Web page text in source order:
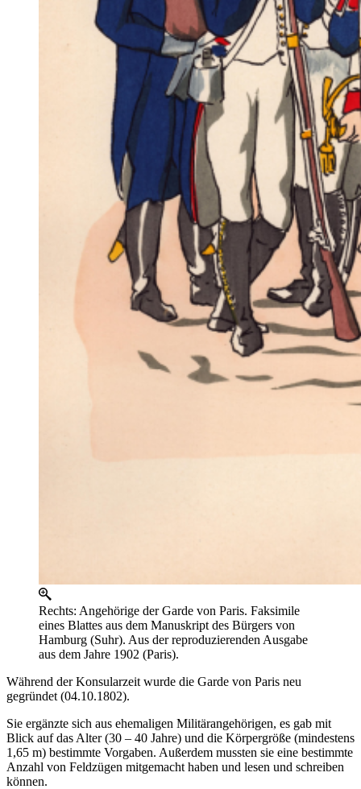
Rechts: Angehörige der Garde von Paris. Faksimile
eines Blattes aus dem Manuskript des Bürgers von
Hamburg (Suhr). Aus der reproduzierenden Ausgabe
aus dem Jahre 1902 (Paris).
Während der Konsularzeit wurde die Garde von Paris neu
gegründet (04.10.1802).
Sie ergänzte sich aus ehemaligen Militärangehörigen, es gab mit
Blick auf das Alter (30 – 40 Jahre) und die Körpergröße (mindestens
1,65 m) bestimmte Vorgaben. Außerdem mussten sie eine bestimmte
Anzahl von Feldzügen mitgemacht haben und lesen und schreiben
können.